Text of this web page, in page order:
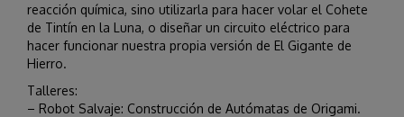
reacción química, sino utilizarla para hacer volar el Cohete
de Tintín en la Luna, o diseñar un circuito eléctrico para
hacer funcionar nuestra propia versión de El Gigante de
Hierro.
Talleres:
– Robot Salvaje: Construcción de Autómatas de Origami.